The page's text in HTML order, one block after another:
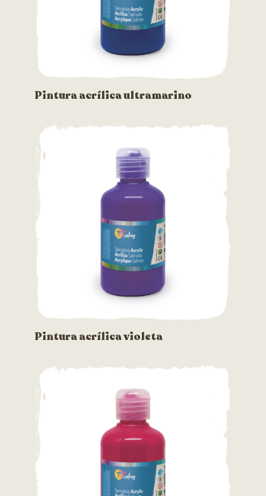
Pintura acrílica ultramarino
Pintura acrílica violeta